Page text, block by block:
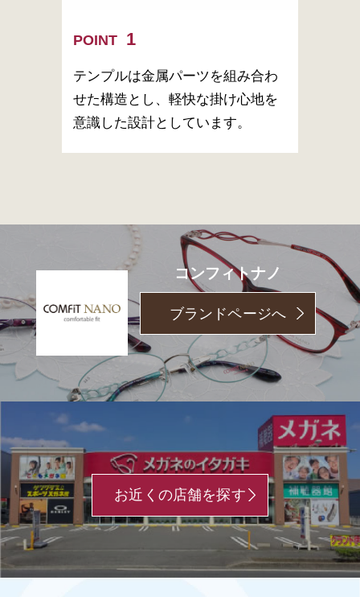
POINT
テンプルは金属パーツを組み合わ
せた構造とし、軽快な掛け心地を
意識した設計としています。
コンフィトナノ
ブランドページへ
お近くの店舗を探す